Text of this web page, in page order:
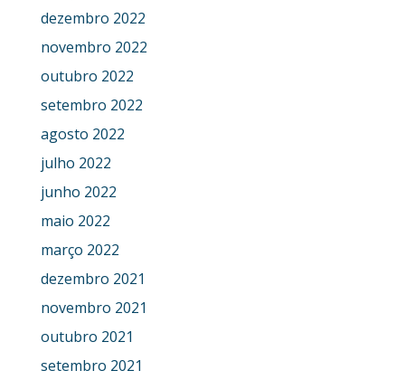
dezembro 2022
novembro 2022
outubro 2022
setembro 2022
agosto 2022
julho 2022
junho 2022
maio 2022
março 2022
dezembro 2021
novembro 2021
outubro 2021
setembro 2021